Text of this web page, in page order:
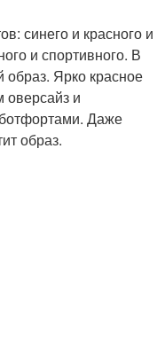
синего и красного и
и спортивного. В
образ. Ярко красное
оверсайз и
Даже
образ.